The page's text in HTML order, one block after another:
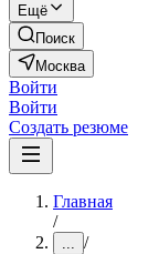
Ещё
Поиск
Москва
Войти
Войти
Создать резюме
Главная
/
... /